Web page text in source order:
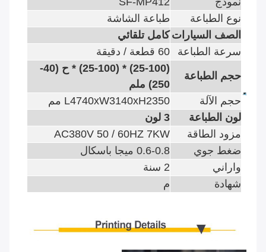
نوع الطباعة
طباعة الشاشة
الصف السيارات كامل تلقائي
سرعة الطباعة
60 قطعة / دقيقة
حجم الطباعة
(25-100) * (25-100) * ح (40-
250) ملم
حجم الآلة
L4740xW3140xH2350 مم
لون الطباعة
3 لون
مزود الطاقة
AC380V 50 / 60HZ 7KW
ضغط جوي
0.6-0.8 ميجا باسكال
واراني
2 سنة
شهادة
م